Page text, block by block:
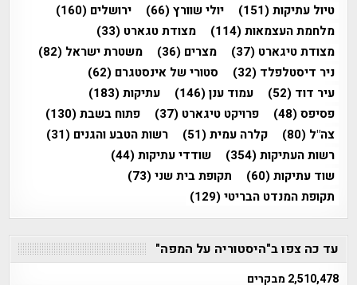
טיול עתיקות(151) יולי שוורץ(66) ירושלים (160)
מלחמת העצמאות(114) מצודת טגארט (33)
מצודת טיגארט (37) מצרים (36) משטרת ישראל (82)
ניר דיסטלפלד (32) סטורי של אינסטגרם (62)
עיר דוד (52) עמוד ענן(146) עתיקות(183)
פסיפס(48) פרויקט טיגארט (37) פתוח בשבת(130)
צה"ל (80) קלרה עמית(51) רשות הטבע והגנים (31)
רשות העתיקות(354) שודדי עתיקות(44)
שוד עתיקות(60) תקופת בית שני(73)
תקופת המנדט הבריטי(129)
עד כה צפו ב"היסטוריה על המפה"
2,510,478 מבקרים